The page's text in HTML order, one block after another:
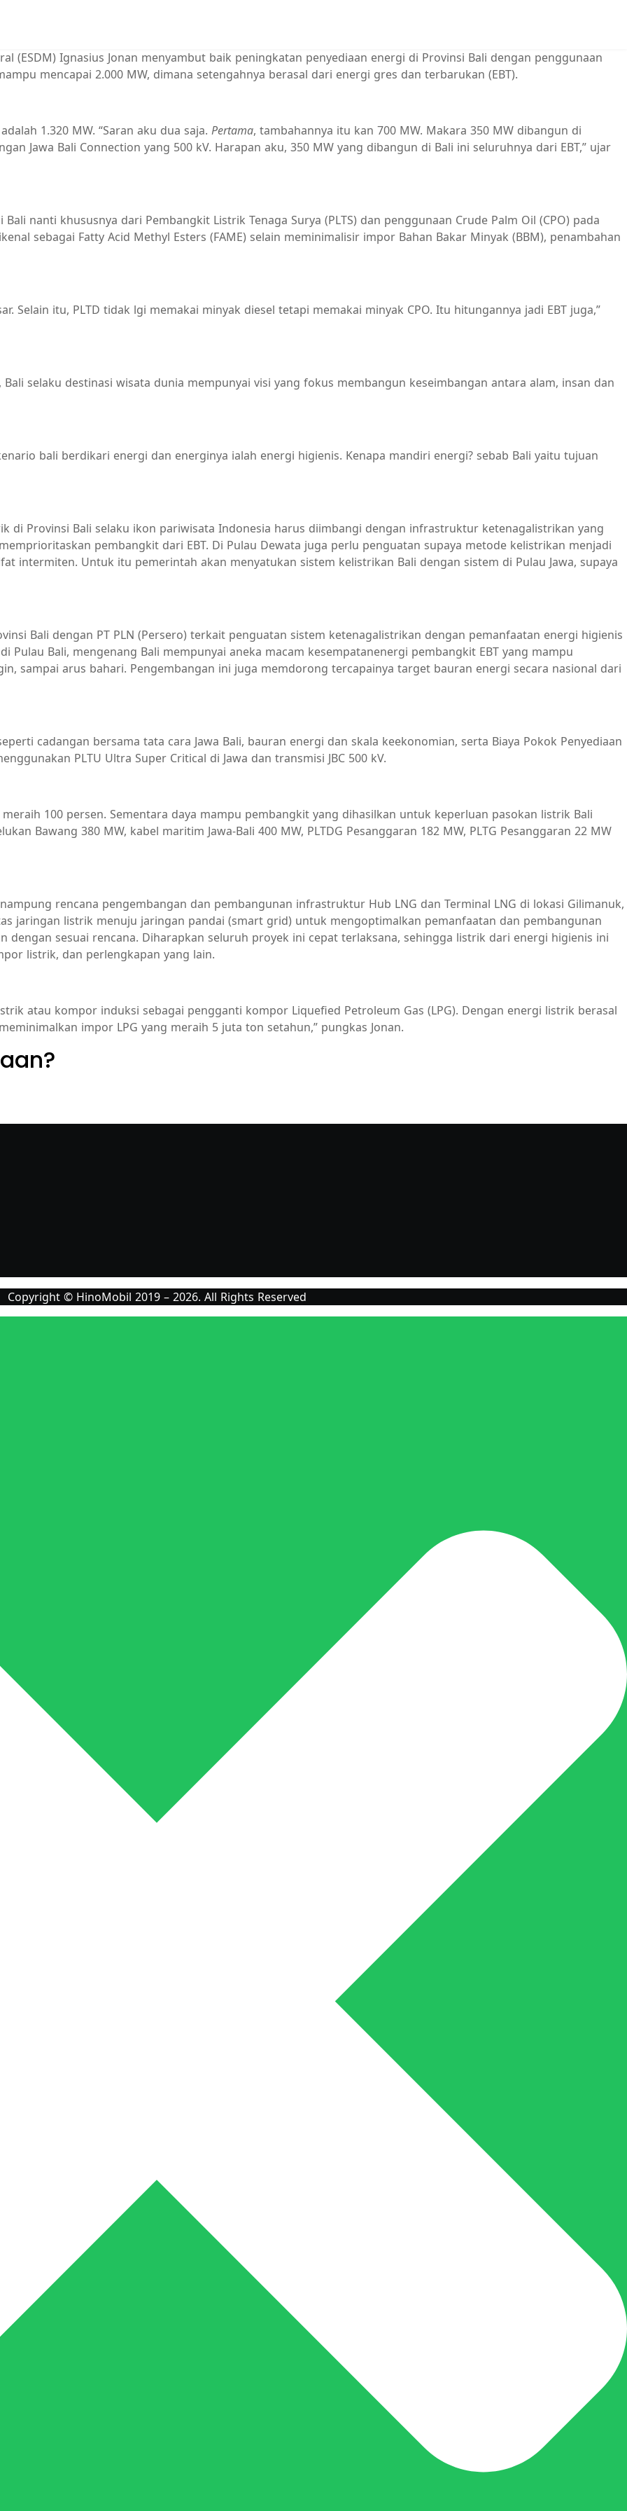
(ESDM) Ignasius Jonan menyambut baik peningkatan penyediaan energi di Provinsi Bali dengan penggunaan
mencapai 2.000 MW, dimana setengahnya berasal dari energi gres dan terbarukan (EBT).
1.320 MW. “Saran aku dua saja. Pertama, tambahannya itu kan 700 MW. Makara 350 MW dibangun di
Jawa Bali Connection yang 500 kV. Harapan aku, 350 MW yang dibangun di Bali ini seluruhnya dari EBT,” ujar
nanti khususnya dari Pembangkit Listrik Tenaga Surya (PLTS) dan penggunaan Crude Palm Oil (CPO) pada
sebagai Fatty Acid Methyl Esters (FAME) selain meminimalisir impor Bahan Bakar Minyak (BBM), penambahan
Selain itu, PLTD tidak lgi memakai minyak diesel tetapi memakai minyak CPO. Itu hitungannya jadi EBT juga,”
selaku destinasi wisata dunia mempunyai visi yang fokus membangun keseimbangan antara alam, insan dan
bali berdikari energi dan energinya ialah energi higienis. Kenapa mandiri energi? sebab Bali yaitu tujuan
di Provinsi Bali selaku ikon pariwisata Indonesia harus diimbangi dengan infrastruktur ketenagalistrikan yang
pembangkit dari EBT. Di Pulau Dewata juga perlu penguatan supaya metode kelistrikan menjadi
intermiten. Untuk itu pemerintah akan menyatukan sistem kelistrikan Bali dengan sistem di Pulau Jawa, supaya
Bali dengan PT PLN (Persero) terkait penguatan sistem ketenagalistrikan dengan pemanfaatan energi higienis
Pulau Bali, mengenang Bali mempunyai aneka macam kesempatanenergi pembangkit EBT yang mampu
sampai arus bahari. Pengembangan ini juga memdorong tercapainya target bauran energi secara nasional dari
cadangan bersama tata cara Jawa Bali, bauran energi dan skala keekonomian, serta Biaya Pokok Penyediaan
PLTU Ultra Super Critical di Jawa dan transmisi JBC 500 kV.
100 persen. Sementara daya mampu pembangkit yang dihasilkan untuk keperluan pasokan listrik Bali
Bawang 380 MW, kabel maritim Jawa-Bali 400 MW, PLTDG Pesanggaran 182 MW, PLTG Pesanggaran 22 MW
rencana pengembangan dan pembangunan infrastruktur Hub LNG dan Terminal LNG di lokasi Gilimanuk,
jaringan listrik menuju jaringan pandai (smart grid) untuk mengoptimalkan pemanfaatan dan pembangunan
dengan sesuai rencana. Diharapkan seluruh proyek ini cepat terlaksana, sehingga listrik dari energi higienis ini
listrik, dan perlengkapan yang lain.
atau kompor induksi sebagai pengganti kompor Liquefied Petroleum Gas (LPG). Dengan energi listrik berasal
impor LPG yang meraih 5 juta ton setahun,” pungkas Jonan.
Copyright © HinoMobil 2019 – 2026. All Rights Reserved